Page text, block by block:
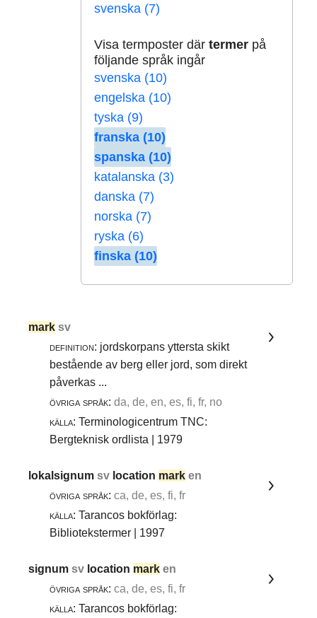
svenska (7)
Visa termposter där termerpå
följande språk ingår
svenska (10)
engelska (10)
tyska (9)
franska (10)
spanska (10)
katalanska (3)
danska (7)
norska (7)
ryska (6)
finska (10)
mark sv
definition: jordskorpans yttersta skikt
bestående av berg eller jord, som direkt
påverkas ...
övriga språk: da, de, en, es, fi, fr, no
källa: Terminologicentrum TNC:
Bergteknisk ordlista | 1979
lokalsignumsv location mark en
övriga språk: ca, de, es, fi, fr
källa: Tarancos bokförlag:
Bibliotekstermer | 1997
signumsv location mark en
övriga språk: ca, de, es, fi, fr
källa: Tarancos bokförlag: